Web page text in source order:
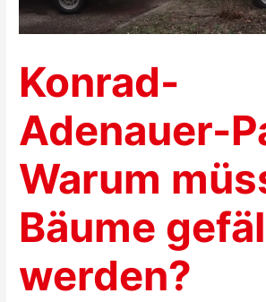
Konrad-
Adenauer-
Warum
Bäume
werden?